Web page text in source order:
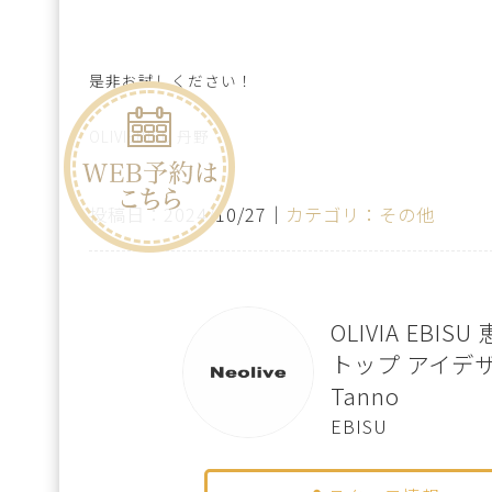
是非お試しください！
OLIVIEBISU 丹野
投稿日：2024/10/27｜ カテゴリ：その他
OLIVIA EBISU
トップ アイデ
Tanno
EBISU